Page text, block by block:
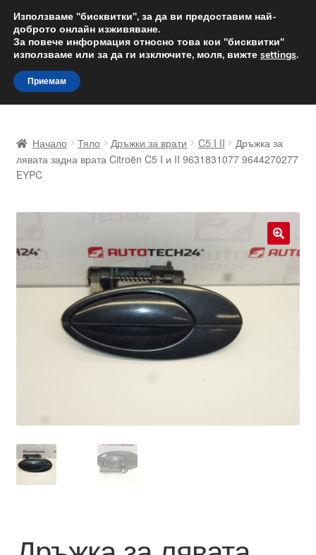
ДОСТАВКА от 12 лв.
Доставка по целия свят
Skip
to
navigation
Skip
to
content
Доставка по целия свят
Моята сметка
Правила и условия
Начало Тяло Дръжки за врати C5 I II
Дръжка за
лявата задна врата Citroën C5 I и II 9631831077 9644270277
EYPC
🔍
Използваме "бисквитки", за да ви предоставим най-
доброто онлайн изживяване.
За повече информация относно това кои "бисквитки"
използваме или за да ги изключите, моля, вижте settings.
Приемам